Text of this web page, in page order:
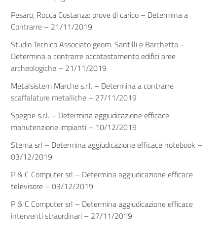
Pesaro, Rocca Costanza: prove di carico – Determina a
Contrarre – 21/11/2019
Studio Tecnico Associato geom. Santilli e Barchetta –
Determina a contrarre accatastamento edifici aree
archeologiche – 21/11/2019
Metalsistem Marche s.r.l. – Determina a contrarre
scaffalature metalliche – 27/11/2019
Spegne s.r.l. – Determina aggiudicazione efficace
manutenzione impianti – 10/12/2019
Stema srl – Determina aggiudicazione efficace notebook –
03/12/2019
P & C Computer srl – Determina aggiudicazione efficace
televisore – 03/12/2019
P & C Computer srl – Determina aggiudicazione efficace
interventi straordinari – 27/11/2019